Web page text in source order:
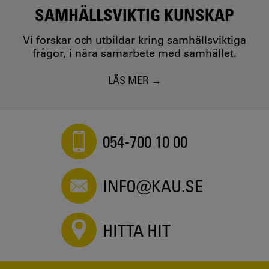
SAMHÄLLSVIKTIG KUNSKAP
Vi forskar och utbildar kring samhällsviktiga
frågor, i nära samarbete med samhället.
LÄS MER
054-700 10 00
INFO@KAU.SE
HITTA HIT